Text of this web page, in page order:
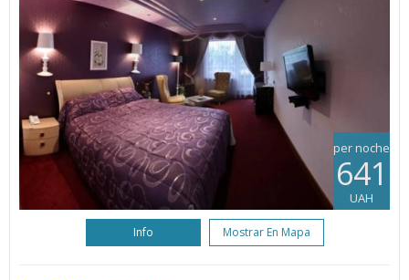
per noche
641
UAH
Info Mostrar En Mapa